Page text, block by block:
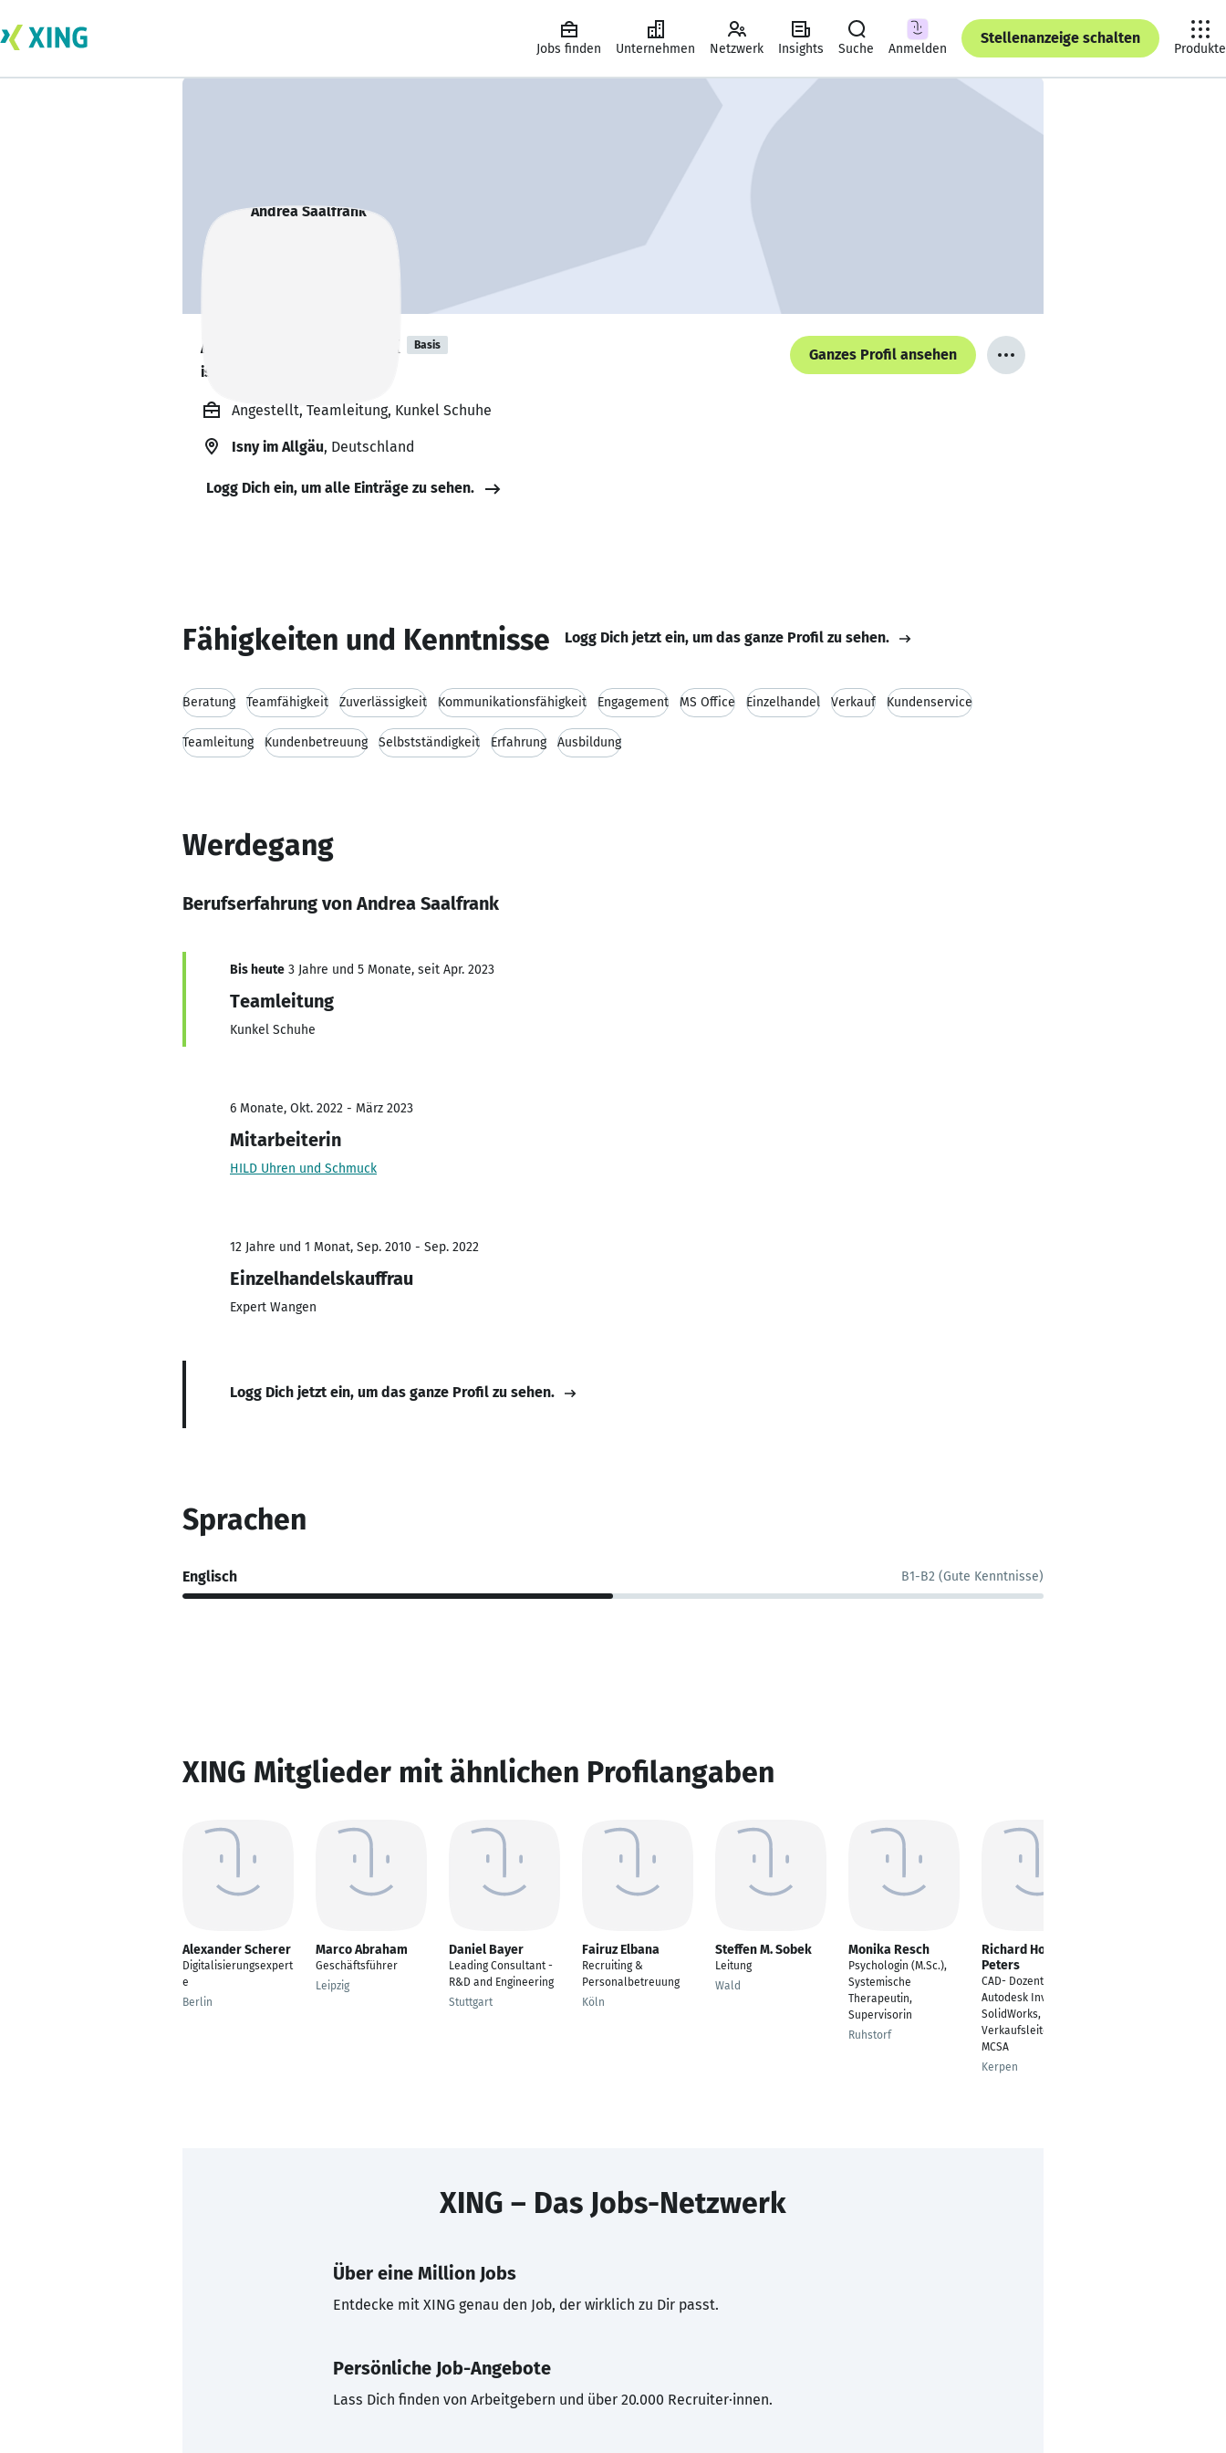
Jobs finden Unternehmen Netzwerk Insights Suche Anmelden
Stellenanzeige schalten
Produkte
Andrea Saalfrank Basis
ist offen für Projekte. 🔎
Ganzes Profil ansehen
Angestellt, Teamleitung, Kunkel Schuhe
Isny im Allgäu, Deutschland
Logg Dich ein, um alle Einträge zu sehen.
Fähigkeiten und Kenntnisse Logg Dich jetzt ein, um das ganze Profil zu sehen.
Beratung Teamfähigkeit Zuverlässigkeit Kommunikationsfähigkeit Engagement MS Office Einzelhandel Verkauf Kundenservice
Teamleitung Kundenbetreuung Selbstständigkeit Erfahrung Ausbildung
Werdegang
Berufserfahrung von Andrea Saalfrank
Bis heute 3 Jahre und 5 Monate, seit Apr. 2023
Teamleitung
Kunkel Schuhe
6 Monate, Okt. 2022 - März 2023
Mitarbeiterin
HILD Uhren und Schmuck
12 Jahre und 1 Monat, Sep. 2010 - Sep. 2022
Einzelhandelskauffrau
Expert Wangen
Logg Dich jetzt ein, um das ganze Profil zu sehen.
Sprachen
Englisch B1-B2 (Gute Kenntnisse)
XING Mitglieder mit ähnlichen Profilangaben
Alexander Scherer
Digitalisierungsexpert
e
Berlin
Marco Abraham
Geschäftsführer
Leipzig
Daniel Bayer
Leading Consultant -
R&D and Engineering
Stuttgart
Fairuz Elbana
Recruiting &
Personalbetreuung
Köln
Steffen M. Sobek
Leitung
Wald
Monika Resch
Psychologin (M.Sc.),
Systemische
Therapeutin,
Supervisorin
Ruhstorf
Richard Horst
Peters
CAD- Dozent,
Autodesk Inventor,
SolidWorks, CATIA V5,
Verkaufsleiter, MCSE,
MCSA
Kerpen
XING – Das Jobs-Netzwerk
Über eine Million Jobs
Entdecke mit XING genau den Job, der wirklich zu Dir passt.
Persönliche Job-Angebote
Lass Dich finden von Arbeitgebern und über 20.000 Recruiter·innen.